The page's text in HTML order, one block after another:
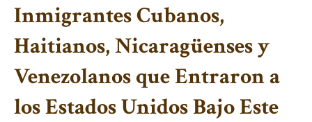
Inmigrantes Cubanos,
Haitianos, Nicaragüenses y
Venezolanos que Entraron a
los Estados Unidos Bajo Este